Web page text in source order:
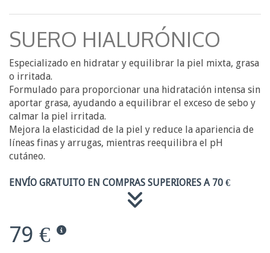
SUERO HIALURÓNICO
Especializado en hidratar y equilibrar la piel mixta, grasa
o irritada.
Formulado para proporcionar una hidratación intensa sin
aportar grasa, ayudando a equilibrar el exceso de sebo y
calmar la piel irritada.
Mejora la elasticidad de la piel y reduce la apariencia de
líneas finas y arrugas, mientras reequilibra el pH
cutáneo.
ENVÍO GRATUITO EN COMPRAS SUPERIORES A 70 €
79 €